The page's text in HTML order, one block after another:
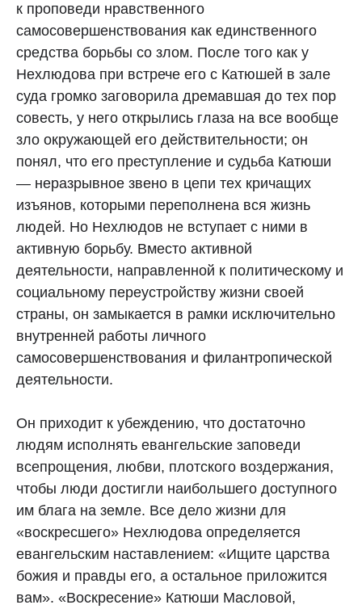
к проповеди нравственного
самосовершенствования как единственного
средства борьбы со злом. После того как у
Нехлюдова при встрече его с Катюшей в зале
суда громко заговорила дремавшая до тех пор
совесть, у него открылись глаза на все вообще
зло окружающей его действительности; он
понял, что его преступление и судьба Катюши
— неразрывное звено в цепи тех кричащих
изъянов, которыми переполнена вся жизнь
людей. Но Нехлюдов не вступает с ними в
активную борьбу. Вместо активной
деятельности, направленной к политическому и
социальному переустройству жизни своей
страны, он замыкается в рамки исключительно
внутренней работы личного
самосовершенствования и филантропической
деятельности.
Он приходит к убеждению, что достаточно
людям исполнять евангельские заповеди
всепрощения, любви, плотского воздержания,
чтобы люди достигли наибольшего доступного
им блага на земле. Все дело жизни для
«воскресшего» Нехлюдова определяется
евангельским наставлением: «Ищите царства
божия и правды его, а остальное приложится
вам». «Воскресение» Катюши Масловой,